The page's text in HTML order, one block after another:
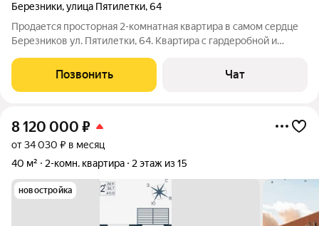
Березники,улица Пятилетки,64
Продается просторная 2-комнатная квартира в самом сердце
Березников ул. Пятилетки, 64. Квартира с гардеробной и
с инсталляцией находится в процессе ремонта. Преимущества,
которые вы полюбите:
Позвонить Чат
8 120 000 ₽
от 34 030 ₽ в месяц
40 м²
2-комн. квартира 2 этаж из 15
новостройка